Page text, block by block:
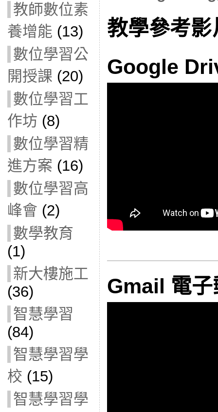
教師數位素
養增能 (13)
數位學習公
開授課 (20)
數位學習工
作坊 (8)
數位學習精
進方案 (16)
數位學習高
峰會 (2)
數學教育
(1)
新大樓施工
(36)
智慧學習
(84)
智慧學習學
校 (15)
智慧學習學
教學參考影
Google
Gmail 電子